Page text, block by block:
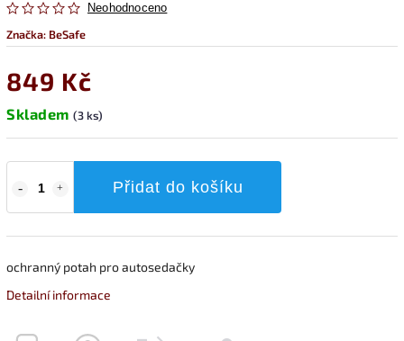
Neohodnoceno
Značka: BeSafe
849 Kč
Skladem (3 ks)
Přidat do košíku
ochranný potah pro autosedačky
Detailní informace